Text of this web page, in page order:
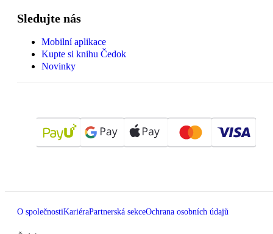
Sledujte nás
Mobilní aplikace
Kupte si knihu Čedok
Novinky
O společnostiKariéraPartnerská sekceOchrana osobních údajů